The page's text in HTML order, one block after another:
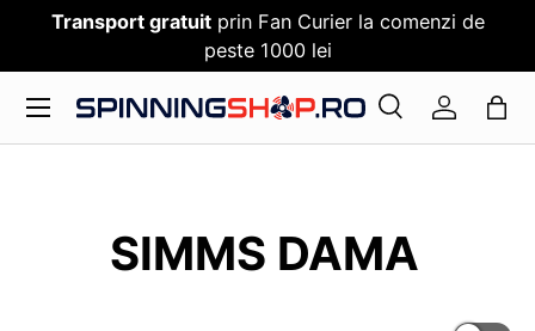
SARI PESTE CONTENT
Transport gratuitprin Fan Curier la comenzi de
peste 1000 lei
Cauta
CautaLog in
Meniu
SIMMS DAMA